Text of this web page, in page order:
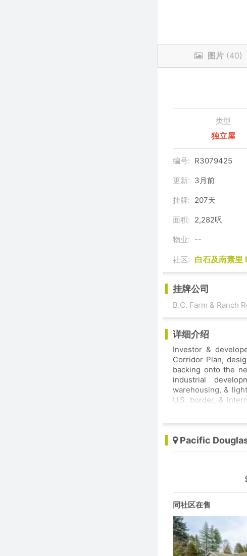
图片(40)
类型
独立屋
编号: R3079425
更新: 3月前
挂牌: 207天
面积: 2,282呎
物业: --
社区: 白石及南素
挂牌公司
B.C. Farm & Ranch
详细介绍
Investor &
Corridor Plan,
backing onto the
industrial
warehousing, &
U.S. border, &
bath home,
Pacific
同社区在售